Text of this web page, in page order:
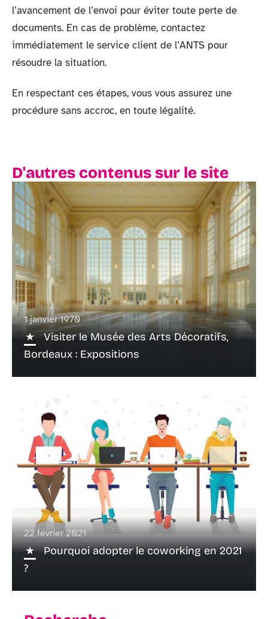
l’avancement de l’envoi pour éviter toute perte de
documents. En cas de problème, contactez
immédiatement le service client de l’ANTS pour
résoudre la situation.
En respectant ces étapes, vous vous assurez une
procédure sans accroc, en toute légalité.
D'autres contenus sur le site
1 janvier 1970
Visiter le Musée des Arts Décoratifs,
Bordeaux : Expositions
22 février 2021
Pourquoi adopter le coworking en 2021
?